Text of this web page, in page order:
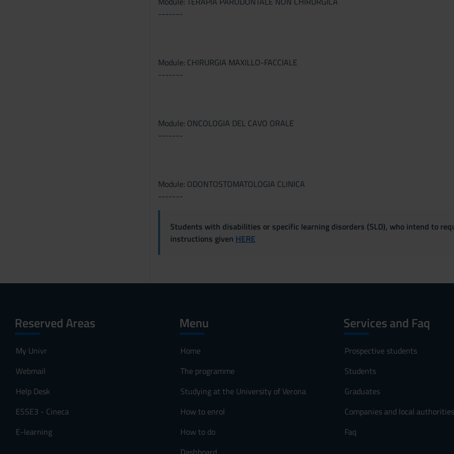
-------
Module: CHIRURGIA MAXILLO-FACCIALE
-------
Module: ONCOLOGIA DEL CAVO ORALE
-------
Module: ODONTOSTOMATOLOGIA CLINICA
-------
Students with disabilities or specific learning disorders (SLD), who intend to
instructions given HERE
Reserved Areas
My Univr
Webmail
Help Desk
ESSE3 - Cineca
E-learning
Menu
Home
The programme
Studying at the University of Verona
How to enrol
How to do
Services and Faq
Prospective students
Students
Graduates
Companies and local authorities
Faq